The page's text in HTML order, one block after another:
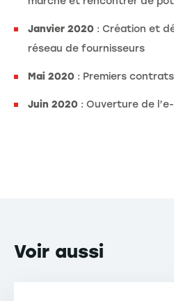
Janvier 2020 : Création et
réseau de fournisseurs
Mai 2020 : Premiers
Juin 2020 : Ouverture de
Voir aussi